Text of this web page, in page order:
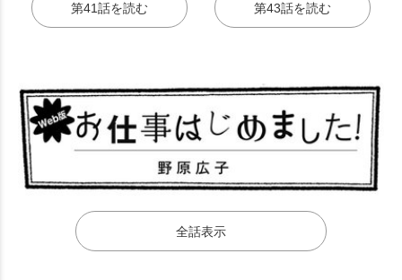
第41話を読む 第43話を読む
全話表示